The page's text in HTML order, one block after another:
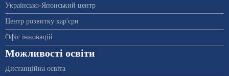
Українсько-Японський центр
Центр розвитку кар'єри
Офіс інновацій
Можливості освіти
Дистанційна освіта